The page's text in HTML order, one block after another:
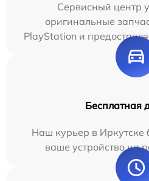
Сервисный центр
оригинальные
PlayStation и
Бесплатная
Наш курьер в Иркутске
ваше устройство на